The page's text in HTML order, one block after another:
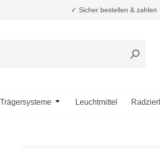
✓ Sicher bestellen & zahlen
Fahrzeugpflege & Reinigung
das Dropdown der Kategorie Öle &
Öffne oder Schließe das
Leuchtmittel